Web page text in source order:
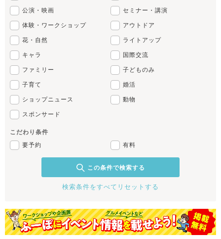
公演・映画 セミナー・講演
体験・ワークショップ アウトドア
花・自然 ライトアップ
キャラ 国際交流
ファミリー 子どものみ
子育て 婚活
ショップニュース 動物
スポンサード
こだわり条件
要予約
有料
この条件で検索する
検索条件をすべてリセットする